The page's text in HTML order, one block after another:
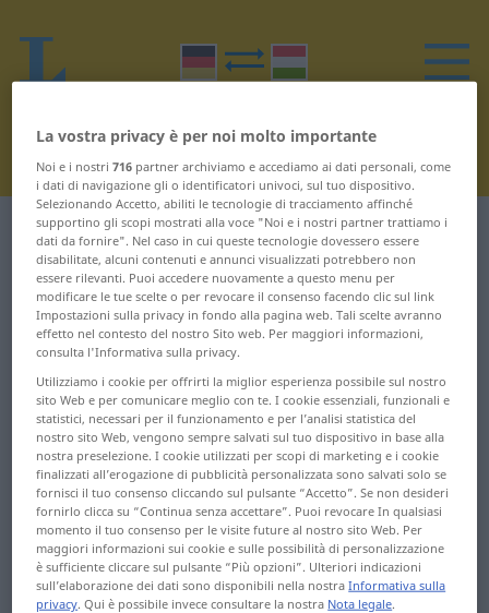
Dizionario Tedesco-Ungherese E
Parole in tedesco che iniziano
con E
E-Mail ... Ehefrau
ehemalig ... Eierschale
Eifer ... einatmen
Einbahnstraße ...
einfahren
Einfahrt ... einheimisch
Entdeckung ...
entmutigen
entnehmen ...
Enttäuschung
entweder … oder ...
Erdboden
Erde ... Erforschung
La vostra privacy è per noi molto importante
Noi e i nostri716 partner archiviamo e accediamo ai dati personali, come
i dati di navigazione gli o identificatori univoci, sul tuo dispositivo.
Selezionando Accetto, abiliti le tecnologie di tracciamento affinché
supportino gli scopi mostrati alla voce "Noi e i nostri partner trattiamo i
dati da fornire". Nel caso in cui queste tecnologie dovessero essere
disabilitate, alcuni contenuti e annunci visualizzati potrebbero non
essere rilevanti. Puoi accedere nuovamente a questo menu per
modificare le tue scelte o per revocare il consenso facendo clic sul link
Impostazioni sulla privacy in fondo alla pagina web. Tali scelte avranno
effetto nel contesto del nostro Sito web. Per maggiori informazioni,
consulta l'Informativa sulla privacy.
Utilizziamo i cookie per offrirti la miglior esperienza possibile sul nostro
sito Web e per comunicare meglio con te. I cookie essenziali, funzionali e
statistici, necessari per il funzionamento e per l’analisi statistica del
nostro sito Web, vengono sempre salvati sul tuo dispositivo in base alla
nostra preselezione. I cookie utilizzati per scopi di marketing e i cookie
finalizzati all’erogazione di pubblicità personalizzata sono salvati solo se
fornisci il tuo consenso cliccando sul pulsante “Accetto”. Se non desideri
fornirlo clicca su “Continua senza accettare”. Puoi revocare In qualsiasi
momento il tuo consenso per le visite future al nostro sito Web. Per
maggiori informazioni sui cookie e sulle possibilità di personalizzazione
è sufficiente cliccare sul pulsante “Più opzioni”. Ulteriori indicazioni
sull’elaborazione dei dati sono disponibili nella nostraInformativa sulla
privacy. Qui è possibile invece consultare la nostra Nota legale.